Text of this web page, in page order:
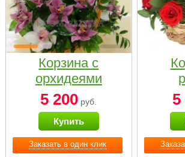
Заказать в один клик
Корзина с
орхидеями
малая
5 200 руб.
Купить
5